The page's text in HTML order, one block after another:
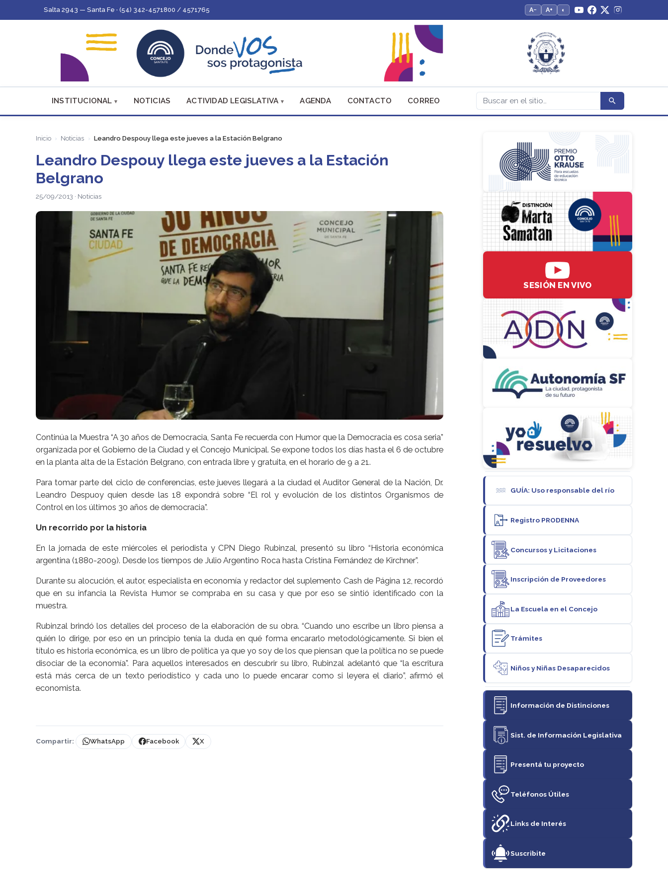
Salta 2943 — Santa Fe · (54) 342-4571800 / 4571765 A− A+ ◐
INSTITUCIONAL NOTICIAS ACTIVIDAD LEGISLATIVA AGENDA CONTACTO CORREO
Inicio Noticias Leandro Despouy llega este jueves a la Estación Belgrano
Leandro Despouy llega este jueves a la Estación
Belgrano
25/09/2013 · Noticias
Continúa la Muestra “A 30 años de Democracia, Santa Fe recuerda con Humor que la Democracia es cosa seria”
organizada por el Gobierno de la Ciudad y el Concejo Municipal. Se expone todos los días hasta el 6 de octubre
en la planta alta de la Estación Belgrano, con entrada libre y gratuita, en el horario de 9 a 21.
Para tomar parte del ciclo de conferencias, este jueves llegará a la ciudad el Auditor General de la Nación, Dr.
Leandro Despuoy quien desde las 18 expondrá sobre “El rol y evolución de los distintos Organismos de
Control en los últimos 30 años de democracia”.
Un recorrido por la historia
En la jornada de este miércoles el periodista y CPN Diego Rubinzal, presentó su libro “Historia económica
argentina (1880-2009). Desde los tiempos de Julio Argentino Roca hasta Cristina Fernández de Kirchner”.
Durante su alocución, el autor, especialista en economía y redactor del suplemento Cash de Página 12, recordó
que en su infancia la Revista Humor se compraba en su casa y que por eso se sintió identificado con la
muestra.
Rubinzal brindó los detalles del proceso de la elaboración de su obra. “Cuando uno escribe un libro piensa a
quién lo dirige, por eso en un principio tenía la duda en qué forma encararlo metodológicamente. Si bien el
título es historia económica, es un libro de política ya que yo soy de los que piensan que la política no se puede
disociar de la economía”. Para aquellos interesados en descubrir su libro, Rubinzal adelantó que “la escritura
está más cerca de un texto periodístico y cada uno lo puede encarar como si leyera el diario”, afirmó el
economista.
Compartir: WhatsApp Facebook X
SESIÓN EN VIVO
GUÍA: Uso responsable del río
Registro PRODENNA
Concursos y Licitaciones
Inscripción de Proveedores
La Escuela en el Concejo
Trámites
Niños y Niñas Desaparecidos
Información de Distinciones
Sist. de Información Legislativa
Presentá tu proyecto
Teléfonos Útiles
Links de Interés
Suscribite